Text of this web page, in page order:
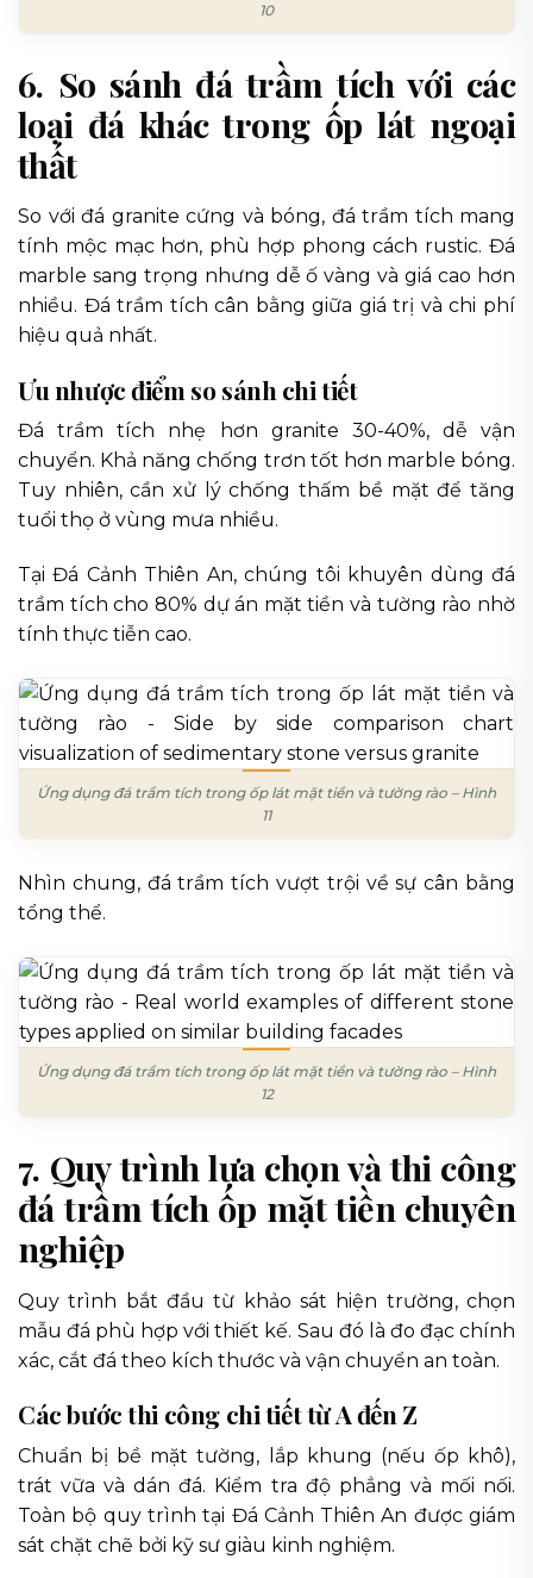
10
6. So sánh đá trầm tích với các
loại đá khác trong ốp lát ngoại
thất
So với đá granite cứng và bóng, đá trầm tích mang
tính mộc mạc hơn, phù hợp phong cách rustic. Đá
marble sang trọng nhưng dễ ố vàng và giá cao hơn
nhiều. Đá trầm tích cân bằng giữa giá trị và chi phí
hiệu quả nhất.
Ưu nhược điểm so sánh chi tiết
Đá trầm tích nhẹ hơn granite 30-40%, dễ vận
chuyển. Khả năng chống trơn tốt hơn marble bóng.
Tuy nhiên, cần xử lý chống thấm bề mặt để tăng
tuổi thọ ở vùng mưa nhiều.
Tại Đá Cảnh Thiên An, chúng tôi khuyên dùng đá
trầm tích cho 80% dự án mặt tiền và tường rào nhờ
tính thực tiễn cao.
Ứng dụng đá trầm tích trong ốp lát mặt tiền và tường rào – Hình
11
Nhìn chung, đá trầm tích vượt trội về sự cân bằng
tổng thể.
Ứng dụng đá trầm tích trong ốp lát mặt tiền và tường rào – Hình
12
7. Quy trình lựa chọn và thi công
đá trầm tích ốp mặt tiền chuyên
nghiệp
Quy trình bắt đầu từ khảo sát hiện trường, chọn
mẫu đá phù hợp với thiết kế. Sau đó là đo đạc chính
xác, cắt đá theo kích thước và vận chuyển an toàn.
Các bước thi công chi tiết từ A đến Z
Chuẩn bị bề mặt tường, lắp khung (nếu ốp khô),
trát vữa và dán đá. Kiểm tra độ phẳng và mối nối.
Toàn bộ quy trình tại Đá Cảnh Thiên An được giám
sát chặt chẽ bởi kỹ sư giàu kinh nghiệm.